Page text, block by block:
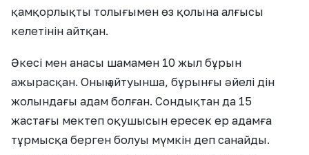
қамқорлықты толығымен өз қолына алғысы
келетінін айтқан.
Әкесі мен анасы шамамен 10 жыл бұрын
ажырасқан. Оның айтуынша, бұрынғы әйелі дін
жолындағы адам болған. Сондықтан да 15
жастағы мектеп оқушысын ересек ер адамға
тұрмысқа берген болуы мүмкін деп санайды.